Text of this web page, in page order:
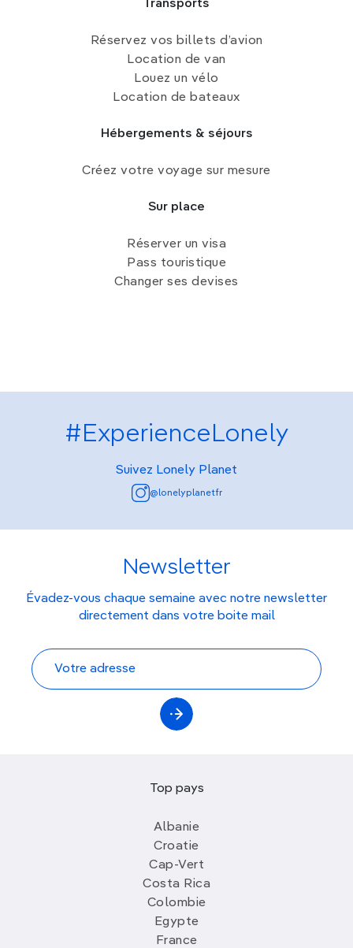
Transports
Réservez vos billets d’avion
Location de van
Louez un vélo
Location de bateaux
Hébergements & séjours
Créez votre voyage sur mesure
Sur place
Réserver un visa
Pass touristique
Changer ses devises
#ExperienceLonely
Suivez Lonely Planet
@lonelyplanetfr
Newsletter
Évadez-vous chaque semaine avec notre newsletter
directement dans votre boite mail
Top pays
Albanie
Croatie
Cap-Vert
Costa Rica
Colombie
Egypte
France